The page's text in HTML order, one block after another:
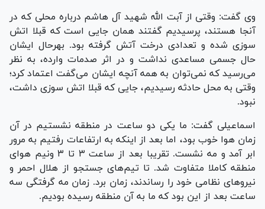
وی گفت: وقتی از آبت الله شهید آل هاشم درباره محلی که در
آنجا هستند، پرسیدیم گفتند همان جایی است که قبلا اتش
سوزی شده و تعدادی درخت آتش گرفته بود. بهرحال ایشان
حال جسمی مساعدی نداشت و در اثر صدمات وارده، به نظر
می‌رسید که نمی‌توان به همه آنچه ایشان می‌گفت اعتماد کرد؛
وقتی به محل حادثه رسیدیم، جایی که قبلا اتش سوزی داشت،
نبود.
اسماعیلی گفت: ما یکی دو ساعت در منطقه نشستیم در آن
زمان هوا خوب بود، اما بعد از اینکه به ارتفاعات رفتیم به مرور
ابر آمد و مه نشست. تقریبا بعد از ساعت ۳ تا ۳ ونیم هوای
منطقه کاملا متفاوت شد. تا تیم‌های جستجو از هلال احمر و
نیرو‌های نظامی خود را رساندند، زمان برد. زمان مه گرفتگی سه
ساعت بعد از این بود که ما به آن منطقه رسیده بودیم.